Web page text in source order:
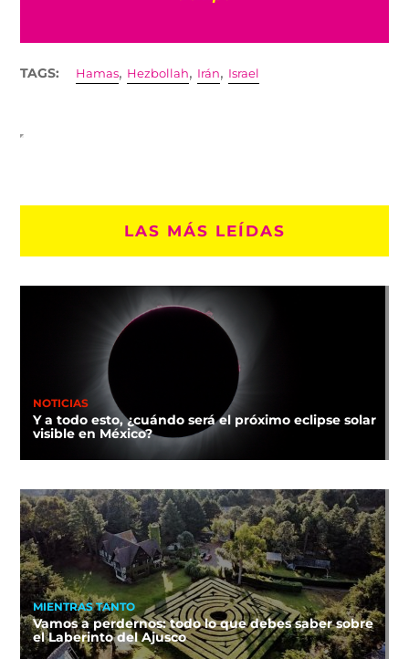
TAGS: Hamas, Hezbollah, Irán, Israel
LAS MÁS LEÍDAS
NOTICIAS
Y a todo esto, ¿cuándo será el próximo eclipse solar
visible en México?
MIENTRAS TANTO
Vamos a perdernos: todo lo que debes saber sobre
el Laberinto del Ajusco